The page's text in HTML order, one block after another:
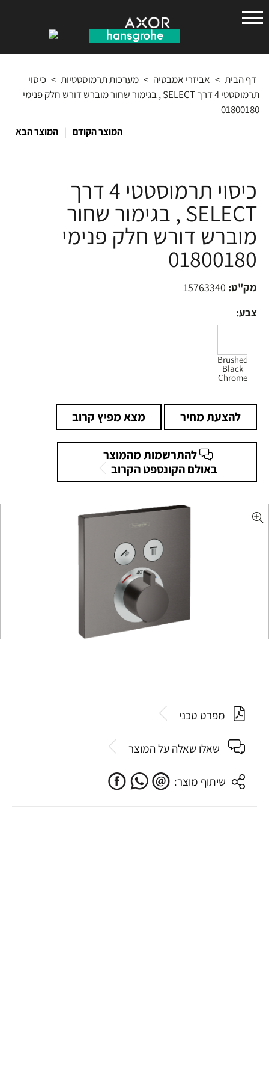
גרואה
דף הבית > אביזרי אמבטיה > מערכות תרמוסטטיות > כיסוי
תרמוסטטי 4 דרך SELECT , בגימור שחור מוברש דורש חלק פנימי
01800180
המוצר הקודם | המוצר הבא
כיסוי תרמוסטטי 4 דרך
SELECT , בגימור שחור
מוברש דורש חלק פנימי
01800180
מק"ט: 15763340
צבע:
Brushed
Black
Chrome
להצעת מחיר מצא מפיץ קרוב
להתרשמות מהמוצר
באולם הקונספט הקרוב
מפרט טכני
שאלו שאלה על המוצר
שיתוף מוצר: